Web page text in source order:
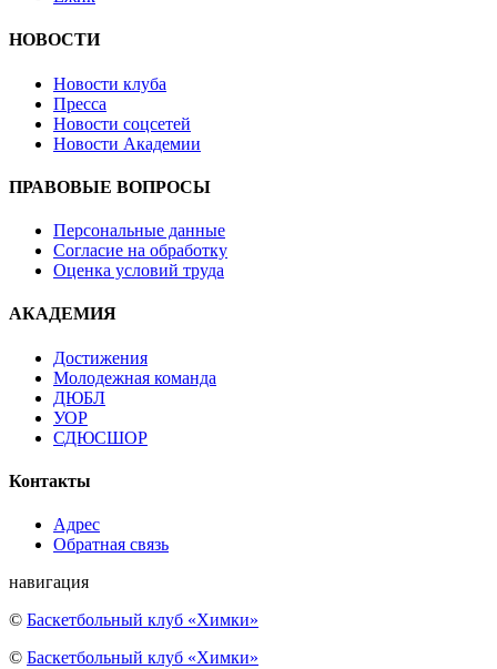
НОВОСТИ
Новости клуба
Пресса
Новости соцсетей
Новости Академии
ПРАВОВЫЕ ВОПРОСЫ
Персональные данные
Согласие на обработку
Оценка условий труда
АКАДЕМИЯ
Достижения
Молодежная команда
ДЮБЛ
УОР
СДЮСШОР
Контакты
Адрес
Обратная связь
навигация
© Баскетбольный клуб «Химки»
© Баскетбольный клуб «Химки»